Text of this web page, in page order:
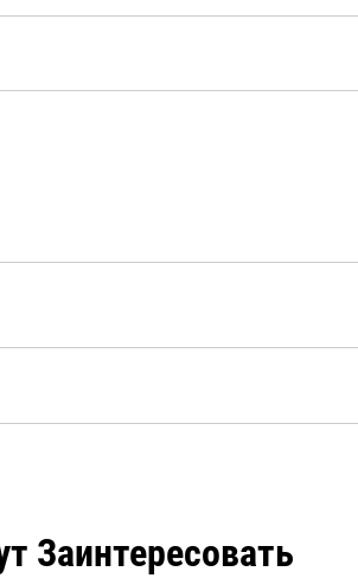
Заинтересовать